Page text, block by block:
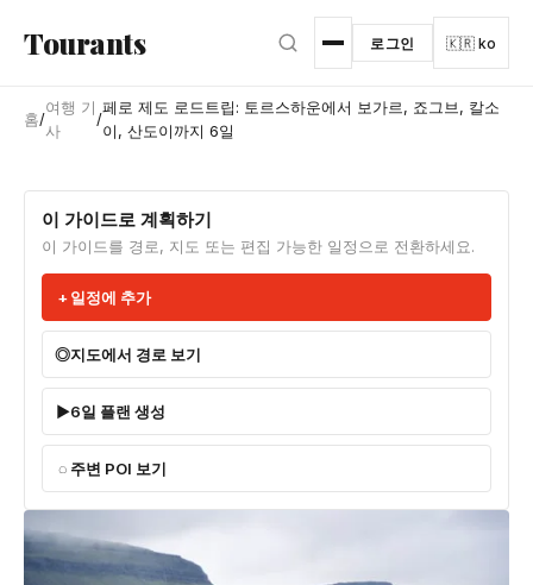
Tourants 로그인 🇰🇷 ko
홈/
여행 기
사
/
페로 제도 로드트립: 토르스하운에서 보가르, 죠그브, 칼소
이, 산도이까지 6일
이 가이드로 계획하기
이 가이드를 경로, 지도 또는 편집 가능한 일정으로 전환하세요.
일정에 추가
지도에서 경로 보기
6일 플랜 생성
주변 POI 보기